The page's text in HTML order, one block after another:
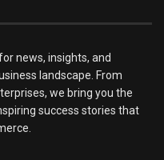
news, insights, and
landscape. From
we bring you the
success stories that